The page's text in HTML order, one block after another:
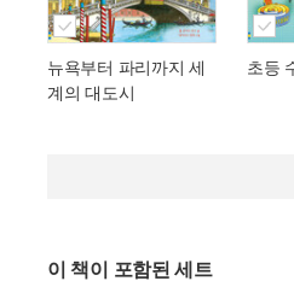
뉴욕부터 파리까지 세
계의 대도시
초등
이 책이 포함된 세트